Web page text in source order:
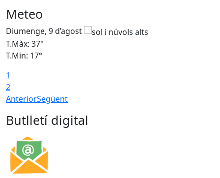
Meteo
Diumenge, 9 d’agost
T.Màx: 37°
T.Min: 17°
1
2
AnteriorSegüent
Butlletí digital